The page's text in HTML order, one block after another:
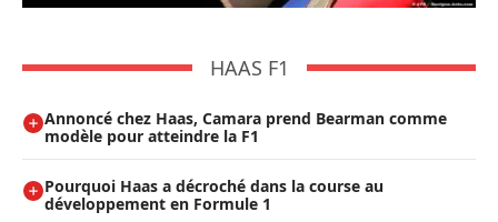
HAAS F1
Annoncé chez Haas, Camara prend Bearman comme
modèle pour atteindre la F1
Pourquoi Haas a décroché dans la course au
développement en Formule 1